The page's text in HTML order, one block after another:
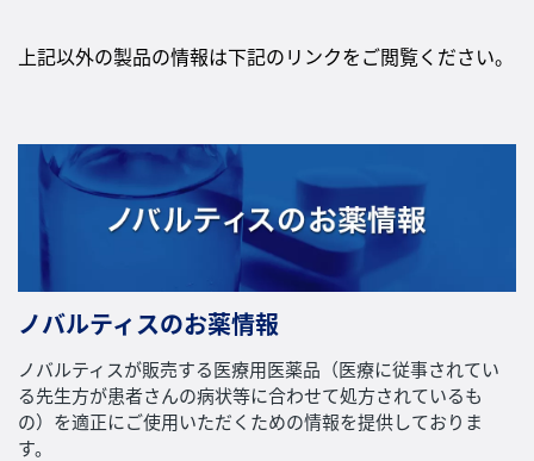
上記以外の製品の情報は下記のリンクをご閲覧ください。
ノバルティスのお薬情報
ノバルティスが販売する医療用医薬品（医療に従事されてい
る先生方が患者さんの病状等に合わせて処方されているも
の）を適正にご使用いただくための情報を提供しておりま
す。